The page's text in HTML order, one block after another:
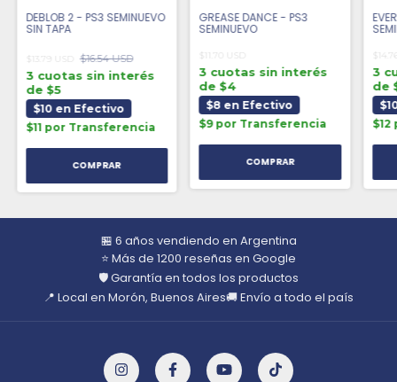
DEBLOB 2 - PS3 SEMINUEVO
SIN TAPA
$13.79 USD $16.54 USD
3 cuotas sin interés
de $5
$10 en Efectivo
$11 por Transferencia
GREASE DANCE - PS3
SEMINUEVO
$11.70 USD
3 cuotas sin interés
de $4
$8 en Efectivo
$9 por Transferencia
3
de
🏪 6 años vendiendo en Argentina
⭐ Más de 1200 reseñas en Google
🛡️ Garantía en todos los productos
📍 Local en Morón, Buenos Aires🚚 Envío a todo el país